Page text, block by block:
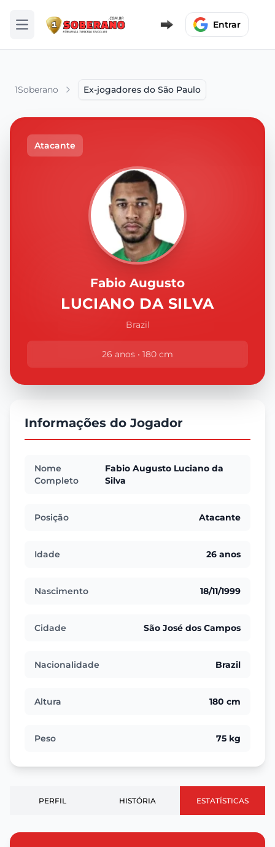
Abrir menu Entrar
1Soberano Ex-jogadores do São Paulo
Atacante
Fabio Augusto
LUCIANO DA SILVA
Brazil
26 anos • 180 cm
Informações do Jogador
Nome
Completo
Fabio Augusto Luciano da
Silva
Posição Atacante
Idade 26 anos
Nascimento 18/11/1999
Cidade São José dos Campos
Nacionalidade Brazil
Altura 180 cm
Peso 75 kg
PERFIL HISTÓRIA ESTATÍSTICAS